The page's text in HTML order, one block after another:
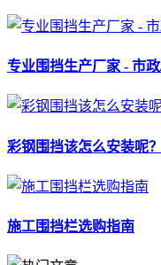
专业围挡生产厂家 - 市
彩钢围挡该怎么安装呢？
施工围挡栏选购指南